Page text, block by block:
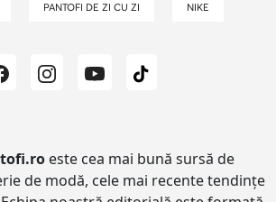
PANTOFI DE ZI CU ZI NIKE
este cea mai bună sursă de
de modă, cele mai recente tendințe